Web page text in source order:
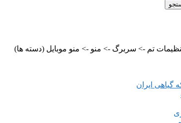
تم -> سربرگ -> منو -> منو موبایل (دسته ها)
گیاهی ایران